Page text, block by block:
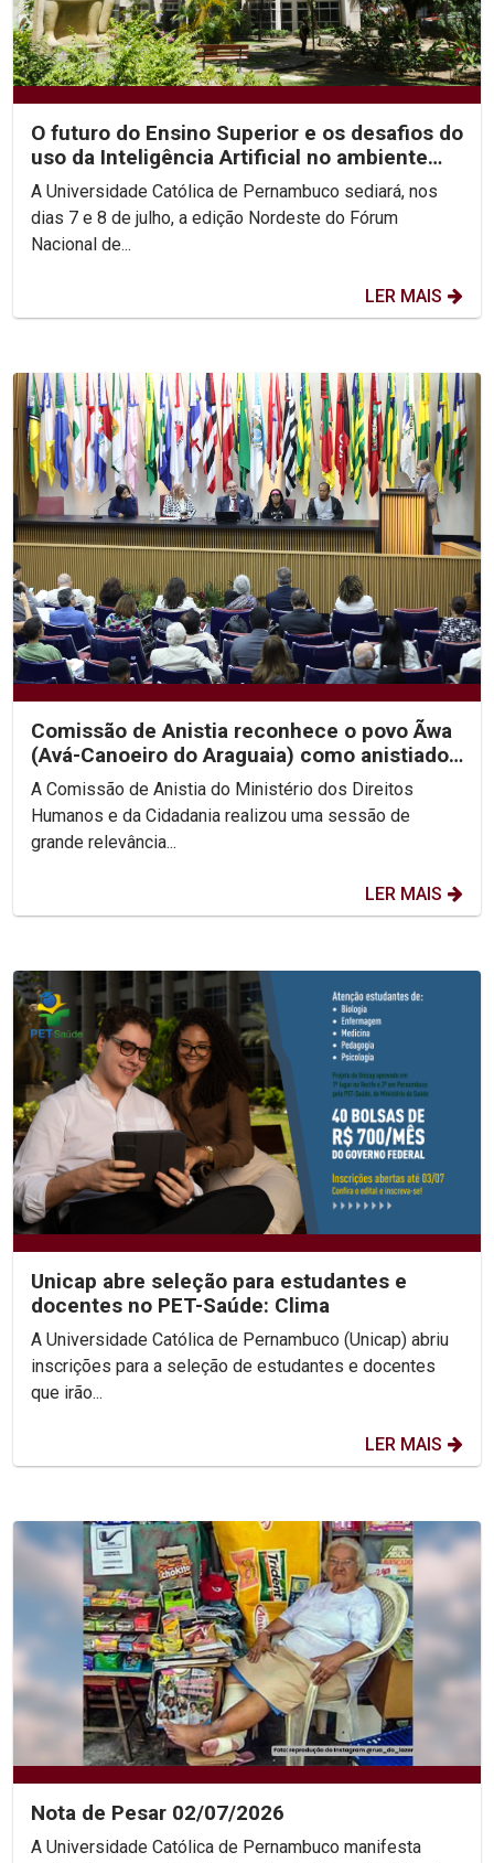
O futuro do Ensino Superior e os desafios do
uso da Inteligência Artificial no ambiente
acadêmico...
A Universidade Católica de Pernambuco sediará, nos
dias 7 e 8 de julho, a edição Nordeste do Fórum
Nacional de...
LER MAIS
Comissão de Anistia reconhece o povo Ãwa
(Avá-Canoeiro do Araguaia) como anistiado
político coletivo
A Comissão de Anistia do Ministério dos Direitos
Humanos e da Cidadania realizou uma sessão de
grande relevância...
LER MAIS
Unicap abre seleção para estudantes e
docentes no PET-Saúde: Clima
A Universidade Católica de Pernambuco (Unicap) abriu
inscrições para a seleção de estudantes e docentes
que irão...
LER MAIS
Nota de Pesar 02/07/2026
A Universidade Católica de Pernambuco manifesta